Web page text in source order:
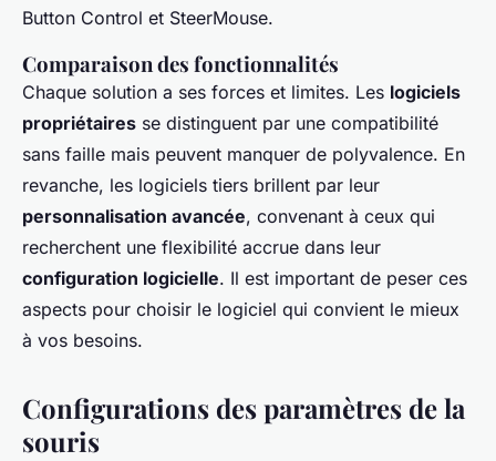
Button Control et SteerMouse.
Comparaison des fonctionnalités
Chaque solution a ses forces et limites. Les logiciels
propriétaires se distinguent par une compatibilité
sans faille mais peuvent manquer de polyvalence. En
revanche, les logiciels tiers brillent par leur
personnalisation avancée, convenant à ceux qui
recherchent une flexibilité accrue dans leur
configuration logicielle. Il est important de peser ces
aspects pour choisir le logiciel qui convient le mieux
à vos besoins.
Configurations des paramètres de la
souris